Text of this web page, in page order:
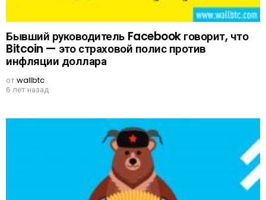
Бывший руководитель Facebook говорит, что
Bitcoin — это страховой полис против
инфляции доллара
отwallbtc
6 лет назад